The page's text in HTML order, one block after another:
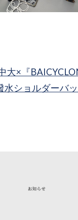
×『
水ショルダーバ